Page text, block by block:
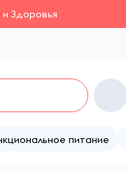
Здоровья
питание